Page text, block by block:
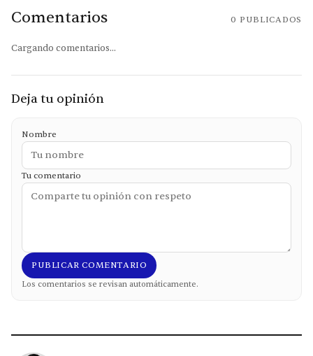
Comentarios 0 PUBLICADOS
Cargando comentarios...
Deja tu opinión
Nombre
Tu comentario
PUBLICAR COMENTARIO
Los comentarios se revisan automáticamente.